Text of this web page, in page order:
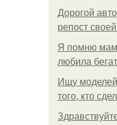
Дорогой
репост
Я помню
любила
Ищу
того, кто